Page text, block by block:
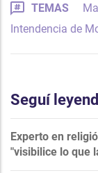
TEMAS
Intendencia de
Seguí
Experto en
"visibilice lo que